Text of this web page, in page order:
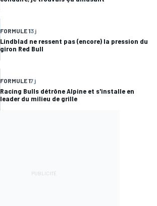
FORMULE 13 j
Lindblad ne ressent pas (encore) la pression du
giron Red Bull
FORMULE 17 j
Racing Bulls détrône Alpine et s'installe en
leader du milieu de grille